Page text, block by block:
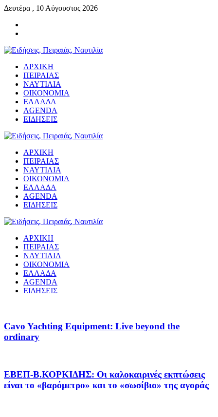
Δευτέρα , 10 Αύγουστος 2026
ΑΡΧΙΚΗ
ΠΕΙΡΑΙΑΣ
ΝΑΥΤΙΛΙΑ
ΟΙΚΟΝΟΜΙΑ
ΕΛΛΑΔΑ
AGENDA
ΕΙΔΗΣΕΙΣ
ΑΡΧΙΚΗ
ΠΕΙΡΑΙΑΣ
ΝΑΥΤΙΛΙΑ
ΟΙΚΟΝΟΜΙΑ
ΕΛΛΑΔΑ
AGENDA
ΕΙΔΗΣΕΙΣ
ΑΡΧΙΚΗ
ΠΕΙΡΑΙΑΣ
ΝΑΥΤΙΛΙΑ
ΟΙΚΟΝΟΜΙΑ
ΕΛΛΑΔΑ
AGENDA
ΕΙΔΗΣΕΙΣ
Cavo Yachting Equipment: Live beyond the
ordinary
EΒΕΠ-Β.ΚΟΡΚΙΔΗΣ: Οι καλοκαιρινές εκπτώσεις
είναι το «βαρόμετρο» και το «σωσίβιο» της αγοράς